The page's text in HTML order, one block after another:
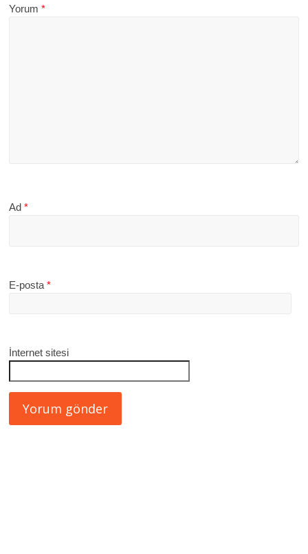
Yorum*
Ad*
E-posta*
İnternet sitesi